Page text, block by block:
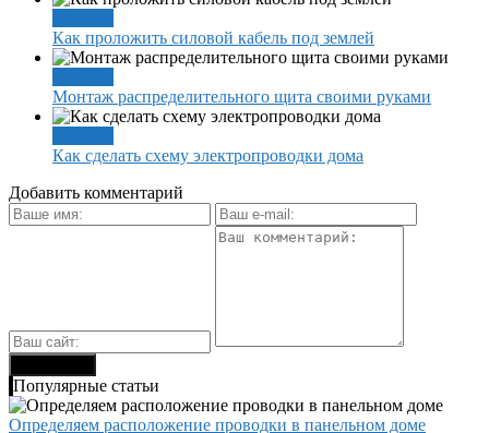
Как проложить силовой кабель под землей
Монтаж распределительного щита своими руками
Как сделать схему электропроводки дома
Добавить комментарий
Популярные статьи
Определяем расположение проводки в панельном доме